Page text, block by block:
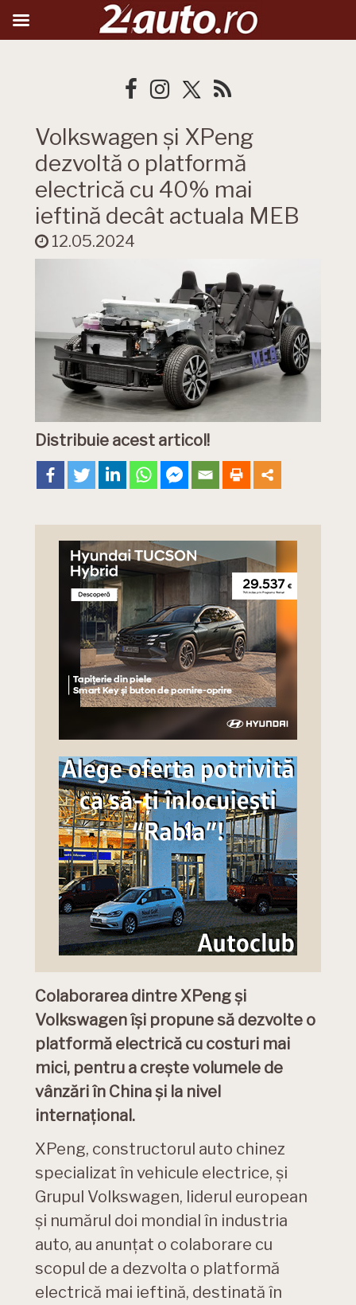
Volkswagen și XPeng
dezvoltă o platformă
electrică cu 40% mai
ieftină decât actuala MEB
12.05.2024
Distribuie acest articol!
Colaborarea dintre XPeng și
Volkswagen își propune să dezvolte o
platformă electrică cu costuri mai
mici, pentru a crește volumele de
vânzări în China și la nivel
internațional.
XPeng, constructorul auto chinez
specializat în vehicule electrice, și
Grupul Volkswagen, liderul european
și numărul doi mondial în industria
auto, au anunțat o colaborare cu
scopul de a dezvolta o platformă
electrică mai ieftină, destinată în